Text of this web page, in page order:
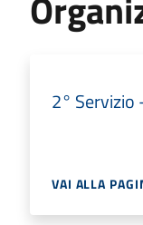
2°
VAI ALLA